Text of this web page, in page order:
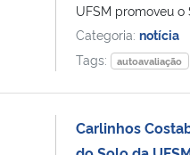
UFSM promoveu o
Categoria: notícia
Tags:
autoavaliação
Carlinhos